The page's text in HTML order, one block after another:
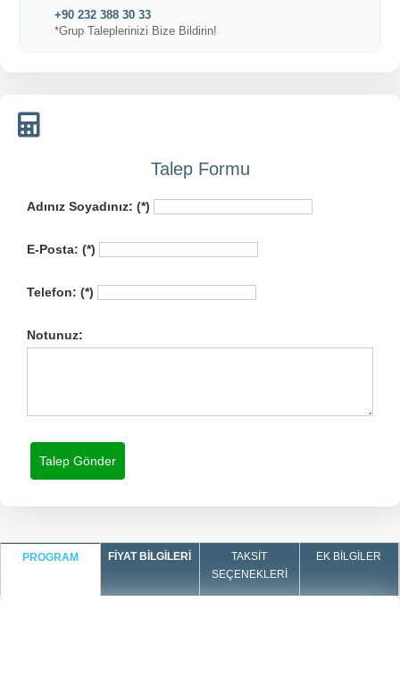
+90 232 388 30 33
*Grup Taleplerinizi Bize Bildirin!
Talep Formu
Adınız Soyadınız: (*)
E-Posta: (*)
Telefon: (*)
Notunuz:
PROGRAM FIYAT BILGILERI
TAKSIT
SEÇENEKLERI
EK BILGILER